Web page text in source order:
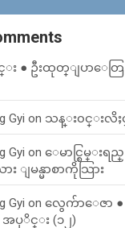
ဆိုင္း ● ဦးထုတ္ျပာေ
Gyi on သန္း၀င္းလိႈင္
Gyi on ေမာင္စြမ္းရ
မန္မာစာကိုသြား
Gyi on လွေက်ာေဇာ
အပုိင္း (၁၂)